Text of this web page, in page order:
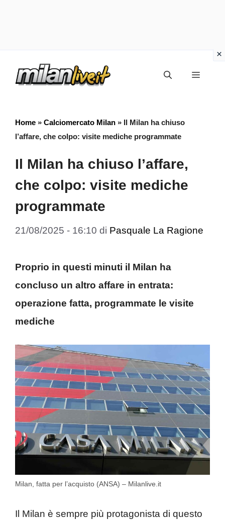
Menu
Home » Calciomercato Milan » Il Milan ha chiuso
l’affare, che colpo: visite mediche programmate
Il Milan ha chiuso l’affare,
che colpo: visite mediche
programmate
21/08/2025 - 16:10 di Pasquale La Ragione
Proprio in questi minuti il Milan ha
concluso un altro affare in entrata:
operazione fatta, programmate le visite
mediche
Milan, fatta per l’acquisto (ANSA) – Milanlive.it
Il Milan è sempre più protagonista di questo